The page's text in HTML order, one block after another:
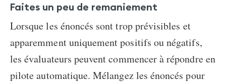
Faites un peu de remaniement
Lorsque les énoncés sont trop prévisibles et
apparemment uniquement positifs ou négatifs,
les évaluateurs peuvent commencer à répondre en
pilote automatique. Mélangez les énoncés pour